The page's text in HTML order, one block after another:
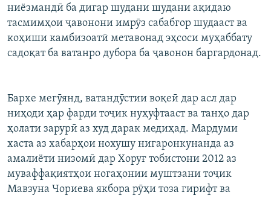
ниёзмандӣ ба дигар шудани шудани ақидаю
тасмимҳои ҷавонони имрӯз сабабгор шудааст ва
коҳиши камбизоатӣ метавонад эҳсоси муҳаббату
садоқат ба ватанро дубора ба ҷавонон баргардонад.
Бархе мегӯянд, ватандӯстии воқеӣ дар асл дар
ниҳоди ҳар фарди тоҷик нуҳуфтааст ва танҳо дар
ҳолати зарурӣ аз худ дарак медиҳад. Мардуми
хаста аз хабарҳои нохушу нигаронкунанда аз
амалиёти низомӣ дар Хоруғ тобистони 2012 аз
муваффақиятҳои ногаҳонии муштзани тоҷик
Мавзуна Чориева якбора рӯҳи тоза гирифт ва